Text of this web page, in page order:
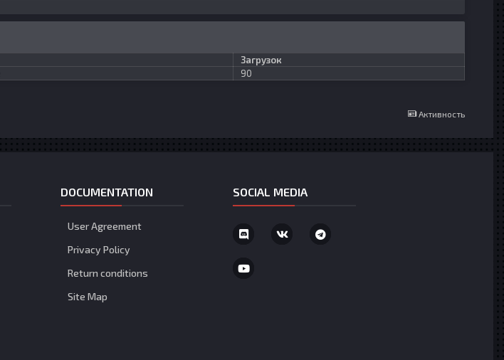
Загрузок
90
Активность
DOCUMENTATION
User Agreement
Privacy Policy
Return conditions
Site Map
SOCIAL MEDIA